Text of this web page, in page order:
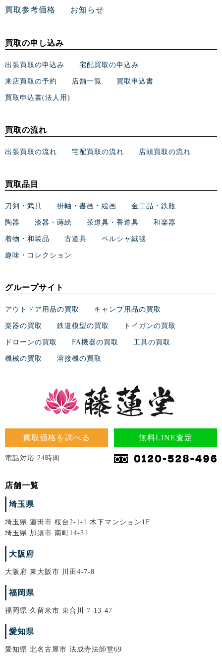
買取価格を調べる 無料LINE査定
電話対応 24時間
店舗一覧
埼玉県
埼玉県 蓮田市 桜台2-1-1 木下マンション1F
埼玉県 加須市 南町14-31
大阪府
大阪府 東大阪市 川田4-7-8
福岡県
福岡県 久留米市 東合川 7-13-47
愛知県
愛知県 北名古屋市 法成寺法師堂69
買取参考価格 お知らせ
買取の申し込み
出張買取の申込み 宅配買取の申込み
来店買取の予約 店舗一覧 買取申込書
買取申込書(法人用)
買取の流れ
出張買取の流れ 宅配買取の流れ 店頭買取の流れ
買取品目
刀剣・武具 掛軸・書画・絵画 金工品・鉄瓶
陶器 漆器・蒔絵 茶道具・香道具 和楽器
着物・和装品 古道具 ペルシャ絨毯
趣味・コレクション
グループサイト
アウトドア用品の買取 キャンプ用品の買取
楽器の買取 鉄道模型の買取 トイガンの買取
ドローンの買取 FA機器の買取 工具の買取
機械の買取 溶接機の買取